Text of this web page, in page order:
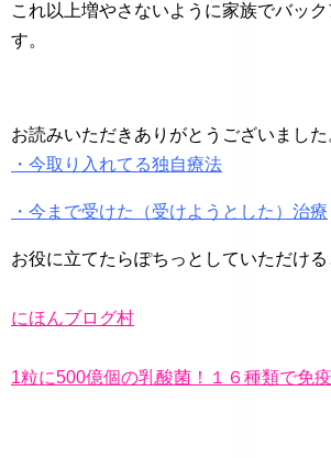
これ以上増やさないように家族でバッ
す。
お読みいただきありがとうございました
・今取り入れてる独自療法
・今まで受けた（受けようとした）治療
お役に立てたらぽちっとしていただけ
にほんブログ村
1粒に500億個の乳酸菌！１６種類で免疫